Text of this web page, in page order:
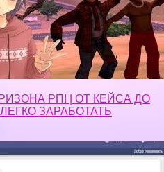
РП! | ОТ КЕЙСА ДО
ЗАРАБОТАТЬ